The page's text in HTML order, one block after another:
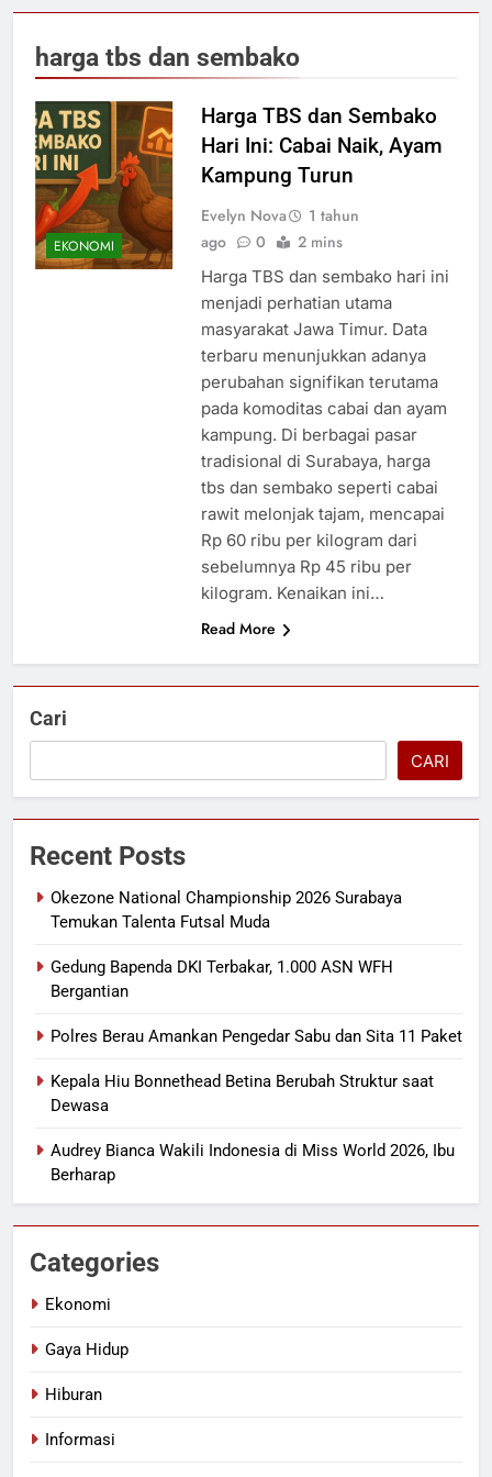
harga tbs dan sembako
EKONOMI
Harga TBS dan Sembako
Hari Ini: Cabai Naik, Ayam
Kampung Turun
Evelyn Nova
1 tahun
ago
0 2 mins
Harga TBS dan sembako hari ini
menjadi perhatian utama
masyarakat Jawa Timur. Data
terbaru menunjukkan adanya
perubahan signifikan terutama
pada komoditas cabai dan ayam
kampung. Di berbagai pasar
tradisional di Surabaya, harga
tbs dan sembako seperti cabai
rawit melonjak tajam, mencapai
Rp 60 ribu per kilogram dari
sebelumnya Rp 45 ribu per
kilogram. Kenaikan ini…
Read More
Cari
CARI
Recent Posts
Okezone National Championship 2026 Surabaya
Temukan Talenta Futsal Muda
Gedung Bapenda DKI Terbakar, 1.000 ASN WFH
Bergantian
Polres Berau Amankan Pengedar Sabu dan Sita 11 Paket
Kepala Hiu Bonnethead Betina Berubah Struktur saat
Dewasa
Audrey Bianca Wakili Indonesia di Miss World 2026, Ibu
Berharap
Categories
Ekonomi
Gaya Hidup
Hiburan
Informasi